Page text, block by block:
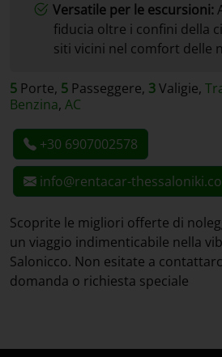
Versatile per le escursioni:
fiducia oltre i confini della
siti vicini nel comfort delle
5 Porte, 5 Passeggere, 3Valigie,
Benzina, AC
+30 6907002578
info@rentacar-
Scoprite le migliori offerte di
un viaggio indimenticabile nella
Salonicco. Non esitate a
domanda o richiesta speciale